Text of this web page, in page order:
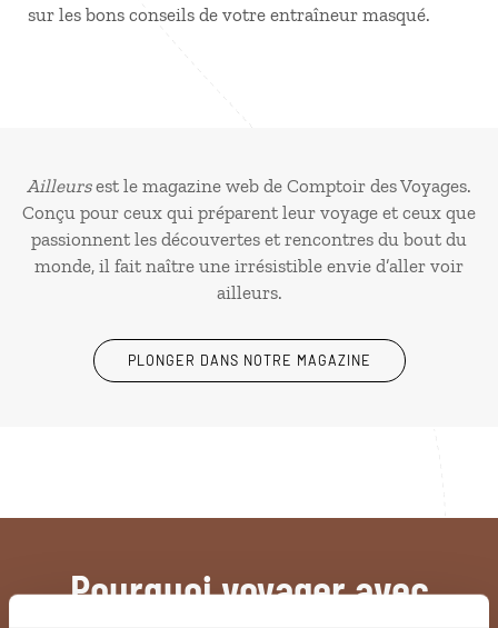
sur les bons conseils de votre entraîneur masqué.
Ailleursest le magazine web de Comptoir des Voyages.
Conçu pour ceux qui préparent leur voyage et ceux que
passionnent les découvertes et rencontres du bout du
monde, il fait naître une irrésistible envie d’aller voir
ailleurs.
PLONGER DANS NOTRE MAGAZINE
Pourquoi voyager avec